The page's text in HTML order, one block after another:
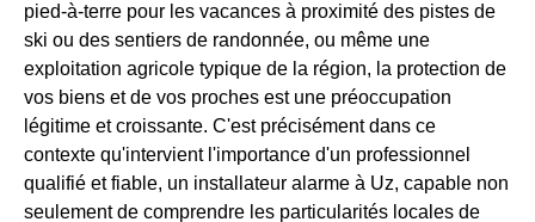
pied-à-terre pour les vacances à proximité des pistes de
ski ou des sentiers de randonnée, ou même une
exploitation agricole typique de la région, la protection de
vos biens et de vos proches est une préoccupation
légitime et croissante. C'est précisément dans ce
contexte qu'intervient l'importance d'un professionnel
qualifié et fiable, un installateur alarme à Uz, capable non
seulement de comprendre les particularités locales de